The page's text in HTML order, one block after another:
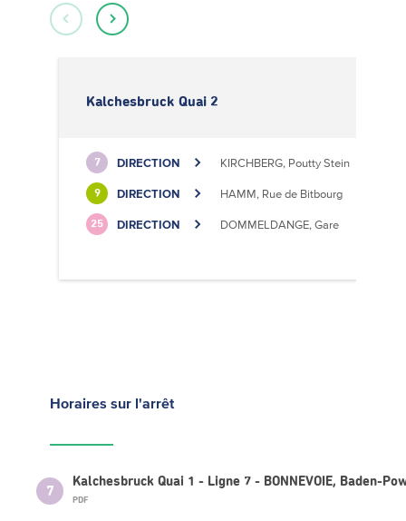
Kalchesbruck Quai 2
7 DIRECTION KIRCHBERG, Poutty Stein
9 DIRECTION HAMM, Rue de Bitbourg
25 DIRECTION DOMMELDANGE, Gare
Horaires sur l'arrêt
7
Kalchesbruck Quai 1 - Ligne 7 - BONNEVOIE, Baden-
PDF